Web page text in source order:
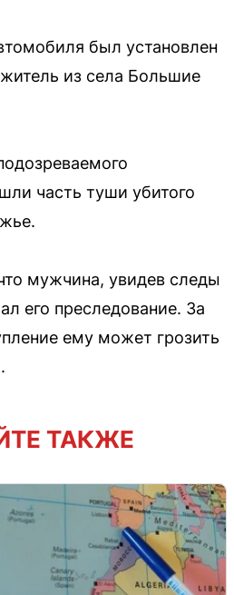
был установлен
из села Большие
часть туши убитого
мужчина, увидев следы
его преследование. За
ему может грозить
ТАКЖЕ